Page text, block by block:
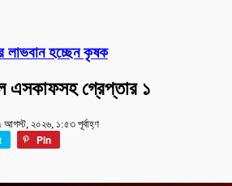
লাভবান হচ্ছেন কৃষক
এসকাফসহ গ্রেপ্তার ১
আগস্ট, ২০২৬, ১:৫৩ পূর্বাহ্ণ
Pin